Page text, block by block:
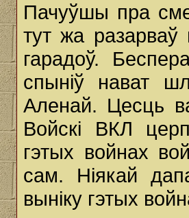
Пачуўшы пра
тут жа разарваў
гарадоў.
спыніў нават
Аленай. Цесць
Войскі ВКЛ
гэтых войнах
сам. Ніякай
выніку гэтых